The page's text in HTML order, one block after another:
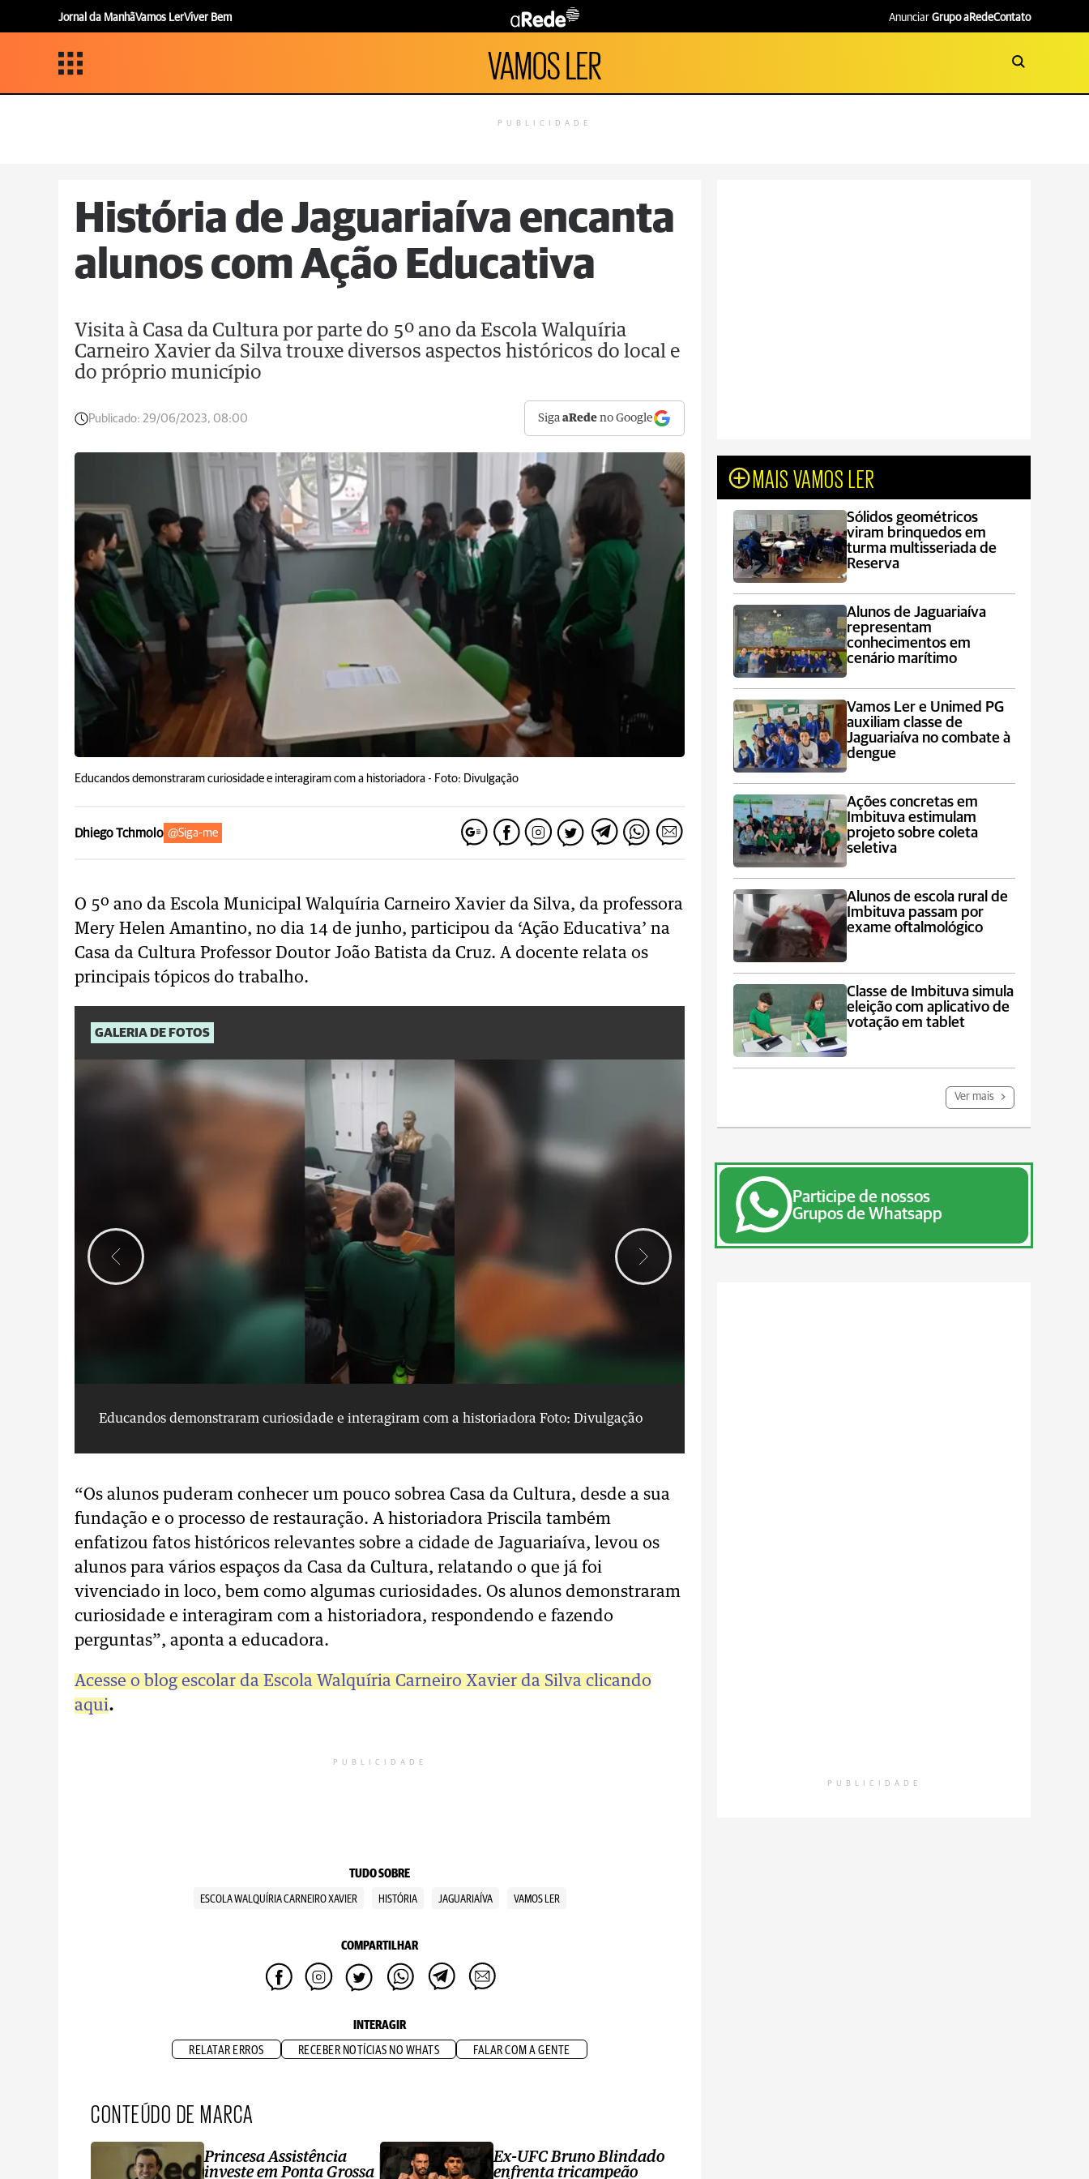
Jornal da ManhãVamos LerViver Bem Anunciar Grupo aRedeContato
VAMOS LER
PUBLICIDADE
História de Jaguariaíva encanta
alunos com Ação Educativa
Visita à Casa da Cultura por parte do 5º ano da Escola Walquíria
Carneiro Xavier da Silva trouxe diversos aspectos históricos do local e
do próprio município
Publicado: 29/06/2023, 08:00 SigaaRede no Google
Educandos demonstraram curiosidade e interagiram com a historiadora - Foto: Divulgação
Dhiego Tchmolo @Siga-me
O 5º ano da Escola Municipal Walquíria Carneiro Xavier da Silva, da professora
Mery Helen Amantino, no dia 14 de junho, participou da ‘Ação Educativa’ na
Casa da Cultura Professor Doutor João Batista da Cruz. A docente relata os
principais tópicos do trabalho.
GALERIA DE FOTOS
Educandos demonstraram curiosidade e interagiram com a historiadora Foto: Divulgação
“Os alunos puderam conhecer um pouco sobrea Casa da Cultura, desde a sua
fundação e o processo de restauração. A historiadora Priscila também
enfatizou fatos históricos relevantes sobre a cidade de Jaguariaíva, levou os
alunos para vários espaços da Casa da Cultura, relatando o que já foi
vivenciado in loco, bem como algumas curiosidades. Os alunos demonstraram
curiosidade e interagiram com a historiadora, respondendo e fazendo
perguntas”, aponta a educadora.
Acesse o blog escolar da Escola Walquíria Carneiro Xavier da Silva clicando
aqui.
PUBLICIDADE
TUDO SOBRE
ESCOLA WALQUÍRIA CARNEIRO XAVIER HISTÓRIA JAGUARIAÍVA VAMOS LER
COMPARTILHAR
INTERAGIR
RELATAR ERROS RECEBER NOTÍCIAS NO WHATS FALAR COM A GENTE
CONTEÚDO DE MARCA
Princesa Assistência
investe em Ponta Grossa
Ex-UFC Bruno Blindado
enfrenta tricampeão
MAIS VAMOS LER
Sólidos geométricos
viram brinquedos em
turma multisseriada de
Reserva
Alunos de Jaguariaíva
representam
conhecimentos em
cenário marítimo
Vamos Ler e Unimed PG
auxiliam classe de
Jaguariaíva no combate à
dengue
Ações concretas em
Imbituva estimulam
projeto sobre coleta
seletiva
Alunos de escola rural de
Imbituva passam por
exame oftalmológico
Classe de Imbituva simula
eleição com aplicativo de
votação em tablet
Ver mais
Participe de nossos
Grupos de Whatsapp
PUBLICIDADE